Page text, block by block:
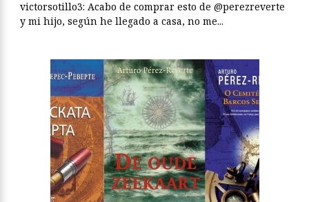
victorsotillo3: Acabo de comprar esto de @perezreverte
y mi hijo, según he llegado a casa, no me...